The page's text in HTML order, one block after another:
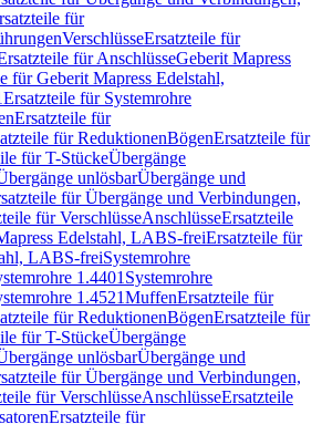
für
VerschlüsseErsatzteile für
für AnschlüsseGeberit Mapress
für Geberit Mapress Edelstahl,
Ersatzteile für Systemrohre
Ersatzteile für
für ReduktionenBögenErsatzteile für
für T-StückeÜbergänge
unlösbarÜbergänge und
für Übergänge und Verbindungen,
für VerschlüsseAnschlüsseErsatzteile
Edelstahl, LABS-freiErsatzteile für
LABS-freiSystemrohre
1.4401 Systemrohre
1.4521MuffenErsatzteile für
für ReduktionenBögenErsatzteile für
für T-StückeÜbergänge
unlösbarÜbergänge und
für Übergänge und Verbindungen,
für VerschlüsseAnschlüsseErsatzteile
Ersatzteile für